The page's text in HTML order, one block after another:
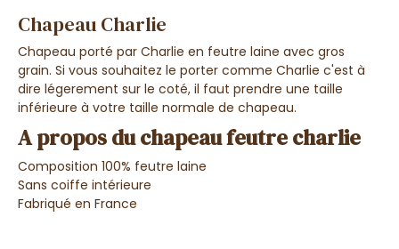
Chapeau Charlie
Chapeau porté par Charlie en feutre laine avec gros
grain. Si vous souhaitez le porter comme Charlie c'est à
dire légerement sur le coté, il faut prendre une taille
inférieure à votre taille normale de chapeau.
A propos du chapeau feutre charlie
Composition 100% feutre laine
Sans coiffe intérieure
Fabriqué en France